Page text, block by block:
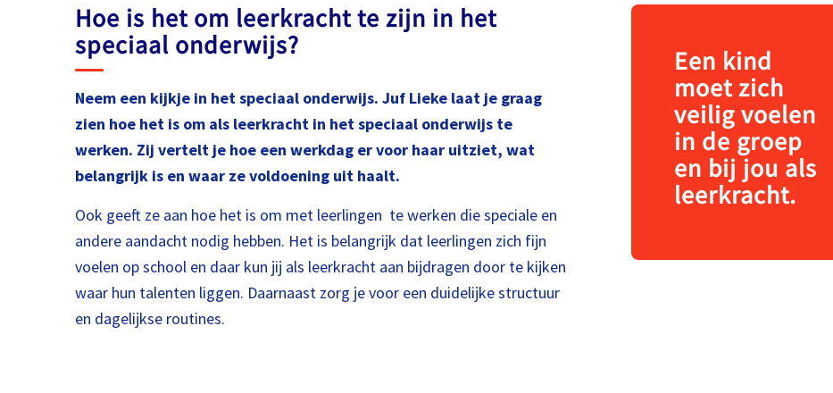
Hoe is het om leerkracht te zijn in het
speciaal onderwijs?
Neem een kijkje in het speciaal onderwijs. Juf Lieke laat je graag
zien hoe het is om als leerkracht in het speciaal onderwijs te
werken. Zij vertelt je hoe een werkdag er voor haar uitziet, wat
belangrijk is en waar ze voldoening uit haalt.
Ook geeft ze aan hoe het is om met leerlingen te werken die speciale en
andere aandacht nodig hebben. Het is belangrijk dat leerlingen zich fijn
voelen op school en daar kun jij als leerkracht aan bijdragen door te kijken
waar hun talenten liggen. Daarnaast zorg je voor een duidelijke structuur
en dagelijkse routines.
Een kind
moet zich
veilig voelen
in de groep
en bij jou als
leerkracht.